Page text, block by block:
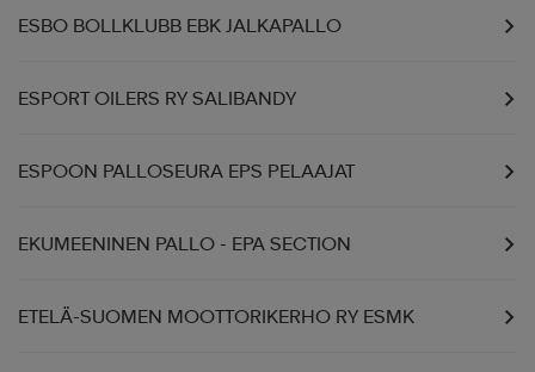
ESBO BOLLKLUBB EBK JALKAPALLO
ESPORT OILERS RY SALIBANDY
ESPOON PALLOSEURA EPS PELAAJAT
EKUMEENINEN PALLO - EPA SECTION
ETELÄ-SUOMEN MOOTTORIKERHO RY ESMK